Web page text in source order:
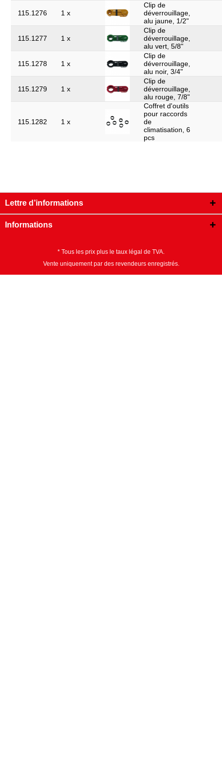
115.1276 1 x
Clip de
déverrouillage,
alu jaune, 1/2"
115.1277 1 x
Clip de
déverrouillage,
alu vert, 5/8"
115.1278 1 x
Clip de
déverrouillage,
alu noir, 3/4"
115.1279 1 x
Clip de
déverrouillage,
alu rouge, 7/8"
115.1282 1 x
Coffret d'outils
pour raccords
de
climatisation, 6
pcs
Lettre d’informations
Informations
* Tous les prix plus le taux légal de TVA.
Vente uniquement par des revendeurs enregistrés.